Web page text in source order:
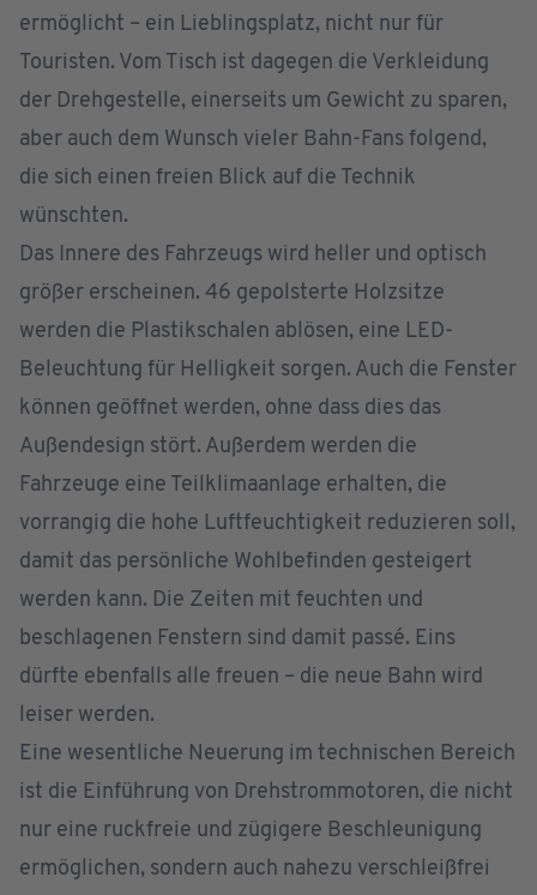
ermöglicht – ein Lieblingsplatz, nicht nur für
Touristen. Vom Tisch ist dagegen die Verkleidung
der Drehgestelle, einerseits um Gewicht zu sparen,
aber auch dem Wunsch vieler Bahn-Fans folgend,
die sich einen freien Blick auf die Technik
wünschten.
Das Innere des Fahrzeugs wird heller und optisch
größer erscheinen. 46 gepolsterte Holzsitze
werden die Plastikschalen ablösen, eine LED-
Beleuchtung für Helligkeit sorgen. Auch die Fenster
können geöffnet werden, ohne dass dies das
Außendesign stört. Außerdem werden die
Fahrzeuge eine Teilklimaanlage erhalten, die
vorrangig die hohe Luftfeuchtigkeit reduzieren soll,
damit das persönliche Wohlbefinden gesteigert
werden kann. Die Zeiten mit feuchten und
beschlagenen Fenstern sind damit passé. Eins
dürfte ebenfalls alle freuen – die neue Bahn wird
leiser werden.
Eine wesentliche Neuerung im technischen Bereich
ist die Einführung von Drehstrommotoren, die nicht
nur eine ruckfreie und zügigere Beschleunigung
ermöglichen, sondern auch nahezu verschleißfrei